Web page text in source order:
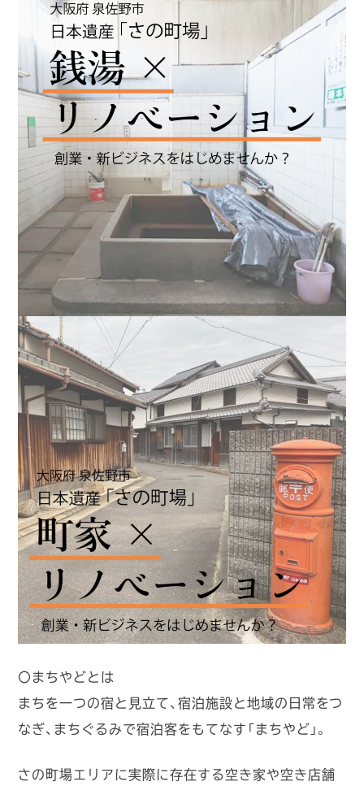
〇まちやどとは
まちを一つの宿と見立て、宿泊施設と地域の日常をつ
なぎ、まちぐるみで宿泊客をもてなす「まちやど」。
さの町場エリアに実際に存在する空き家や空き店舗